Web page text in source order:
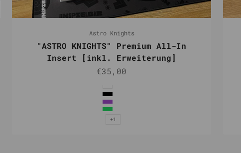
Astro Knights
"ASTRO KNIGHTS" Premium All-In
Insert [inkl. Erweiterung]
Angebot
€35,00
Weiß
Schwarz
Lila
Grün
+1